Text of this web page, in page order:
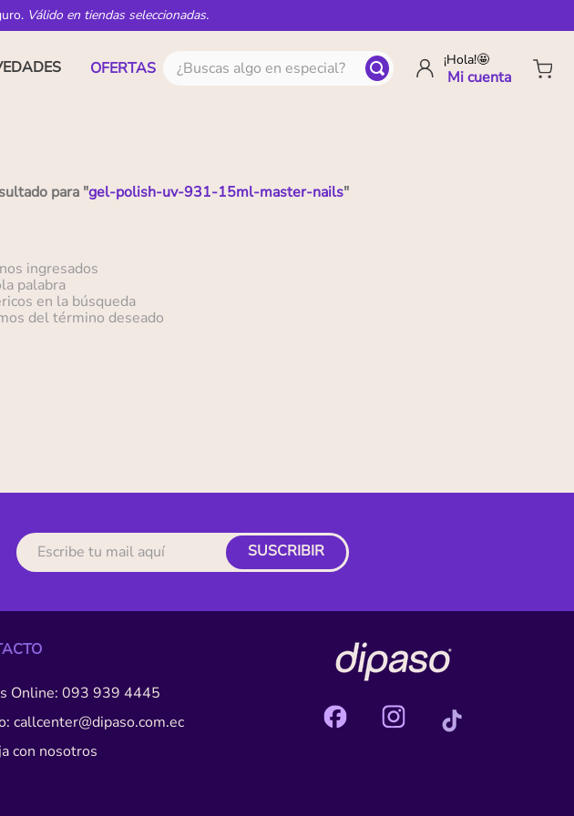
Válido en tiendas seleccionadas.
OFERTAS ¿Buscas algo en especial? ¡Hola!🤩
para "gel-polish-uv-931-15ml-master-nails"
ingresados
palabra
en la búsqueda
del término deseado
SUSCRIBIR
Online: 093 939 4445
callcenter@dipaso.com.ec
con nosotros